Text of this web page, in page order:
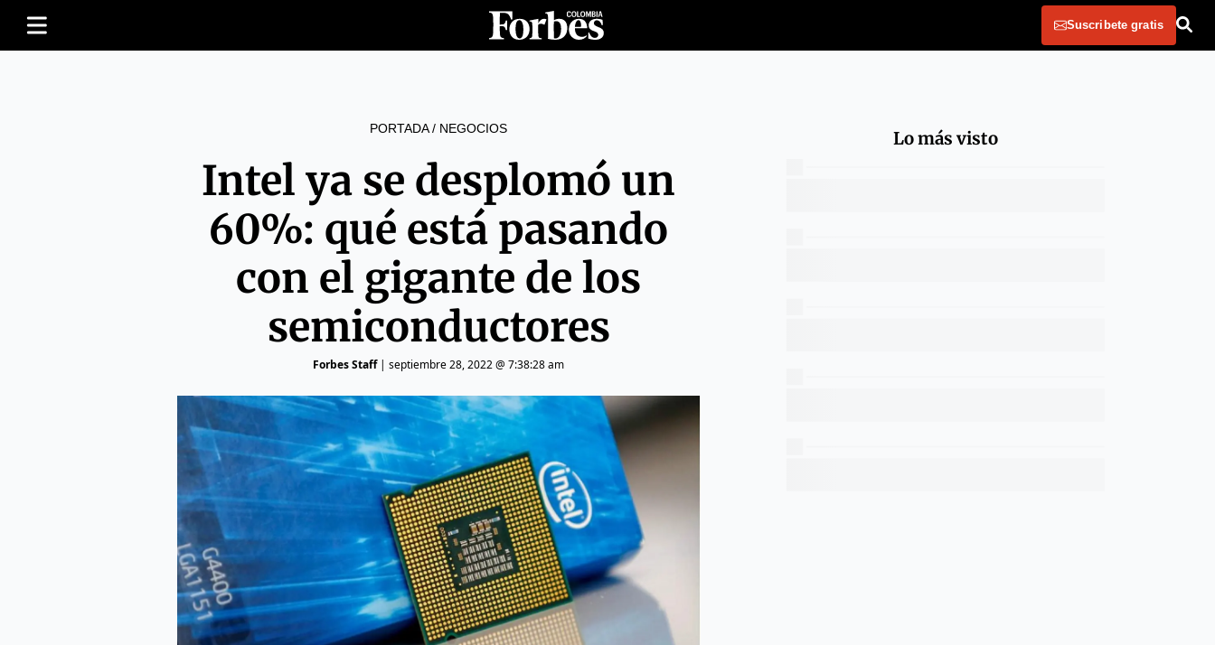
Suscribete gratis
PORTADA/ NEGOCIOS
Intel ya se desplomó un
60%: qué está pasando
con el gigante de los
semiconductores
Forbes Staff| septiembre 28, 2022 @ 7:38:28 am
Lo más visto